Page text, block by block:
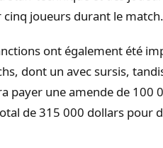
joueurs durant le match.
ont également été
dont un avec sursis,
payer une amende de 100
de 315 000 dollars